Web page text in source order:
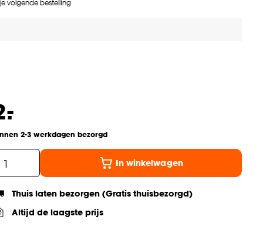
volgende bestelling
-
2-3 werkdagen bezorgd
In winkelwagen
Thuis laten bezorgen (Gratis thuisbezorgd)
Altijd de laagste prijs